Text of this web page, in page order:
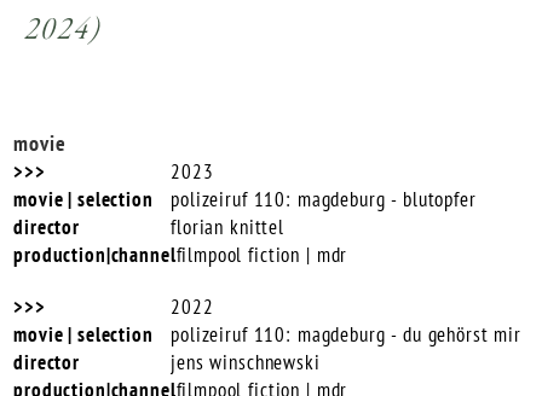
2024)
movie
2023
polizeiruf 110: magdeburg - blutopfer
florian knittel
filmpool fiction | mdr
2022
polizeiruf 110: magdeburg - du gehörst mir
jens winschnewski
filmpool fiction | mdr